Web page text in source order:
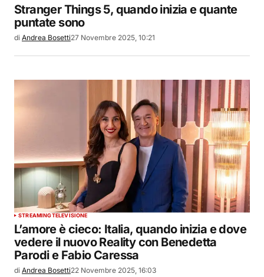
Stranger Things 5, quando inizia e quante
puntate sono
di Andrea Bosetti27 Novembre 2025, 10:21
STREAMINGTELEVISIONE
L’amore è cieco: Italia, quando inizia e dove
vedere il nuovo Reality con Benedetta
Parodi e Fabio Caressa
di Andrea Bosetti22 Novembre 2025, 16:03